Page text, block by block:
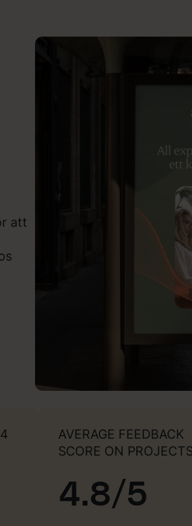
att
AVERAGE FEEDBACK
SCORE ON PROJECTS
4.8/5